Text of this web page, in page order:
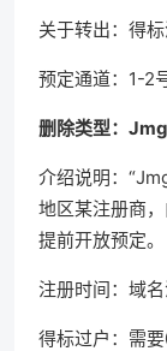
关于转出：得
预定通道：1-2
删除类型：
介绍说明：
地区某注册商
提前开放预定。
注册时间：域
得标过户：需